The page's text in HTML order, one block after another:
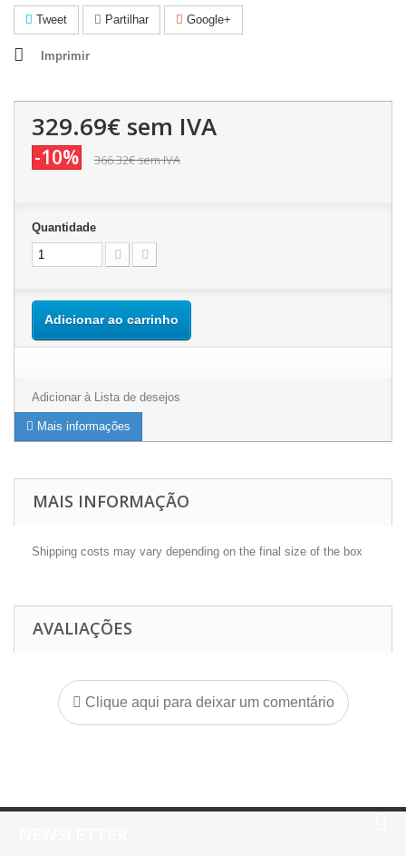
Tweet Partilhar Google+
Imprimir
329.69€ sem IVA
-10% 366.32€sem IVA
Quantidade
Adicionar ao carrinho
Adicionar à Lista de desejos
Mais informações
MAIS INFORMAÇÃO
Shipping costs may vary depending on the final size of the box
AVALIAÇÕES
Clique aqui para deixar um comentário